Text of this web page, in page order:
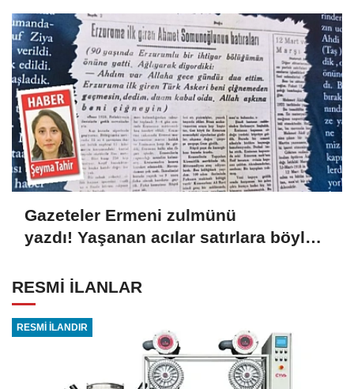
Gazeteler Ermeni zulmünü
yazdı! Yaşanan acılar satırlara böyle
RESMİ İLANLAR
RESMİ İLANDIR